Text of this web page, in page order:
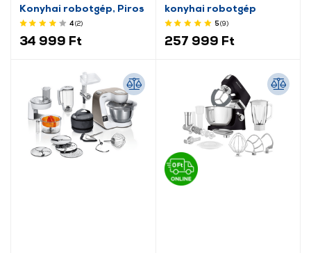
Konyhai robotgép, Piros
4(2)
34 999 Ft
konyhai robotgép
5(9)
257 999 Ft